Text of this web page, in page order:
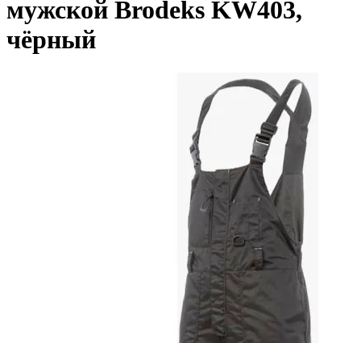
мужской Brodeks KW403,
чёрный